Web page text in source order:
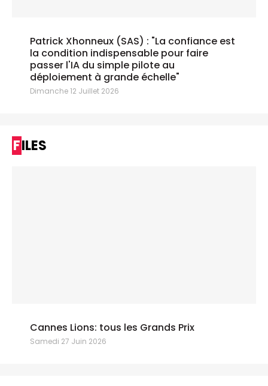
Patrick Xhonneux (SAS) : "La confiance est
la condition indispensable pour faire
passer l'IA du simple pilote au
déploiement à grande échelle"
Dimanche 12 Juillet 2026
FILES
Cannes Lions: tous les Grands Prix
Samedi 27 Juin 2026